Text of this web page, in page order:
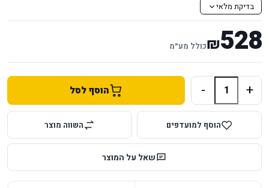
בדיקת מלאי
528
₪כולל מע״מ
+
- הוסף לסל
הוסף למועדפים השווה מוצר
שאל על המוצר